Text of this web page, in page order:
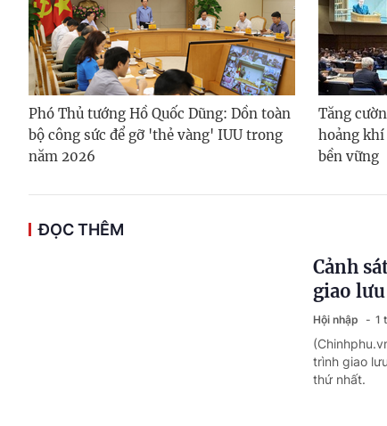
Phó Thủ tướng Hồ Quốc Dũng: Dồn toàn
bộ công sức để gỡ 'thẻ vàng' IUU trong
năm 2026
Tăng
hoảng
bền vững
ĐỌC THÊM
Cảnh
giao
Hội nhập 1
trình giao
thứ nhất.